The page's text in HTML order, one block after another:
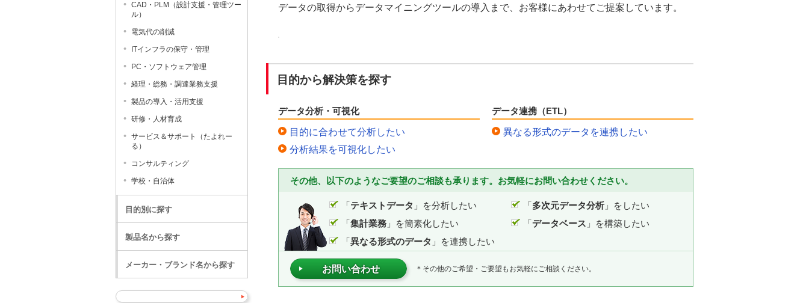
データの取得からデータマイニングツールの導入まで、お客様にあわせてご提案しています。
目的から解決策を探す
データ分析・可視化
目的に合わせて分析したい
分析結果を可視化したい
データ連携（ETL）
異なる形式のデータを連携したい
その他、以下のようなご要望のご相談も承ります。お気軽にお問い合わせください。
「テキストデータ 」を分析したい 「多次元データ分析 」をしたい
「集計業務 」を簡素化したい 「データベース 」を構築したい
「異なる形式のデータ 」を連携したい
お問い合わせ ＊その他のご希望・ご要望もお気軽にご相談ください。
CAD・PLM（設計支援・管理ツー
ル）
電気代の削減
ITインフラの保守・管理
PC・ソフトウェア管理
経理・総務・調達業務支援
製品の導入・活用支援
研修・人材育成
サービス＆サポート（たよれー
る）
コンサルティング
学校・自治体
目的別に探す
製品名から探す
メーカー・ブランド名から探す